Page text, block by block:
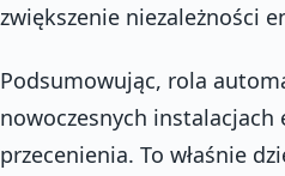
zwiększenie niezależności
Podsumowując, rola
nowoczesnych
przecenienia. To właśnie